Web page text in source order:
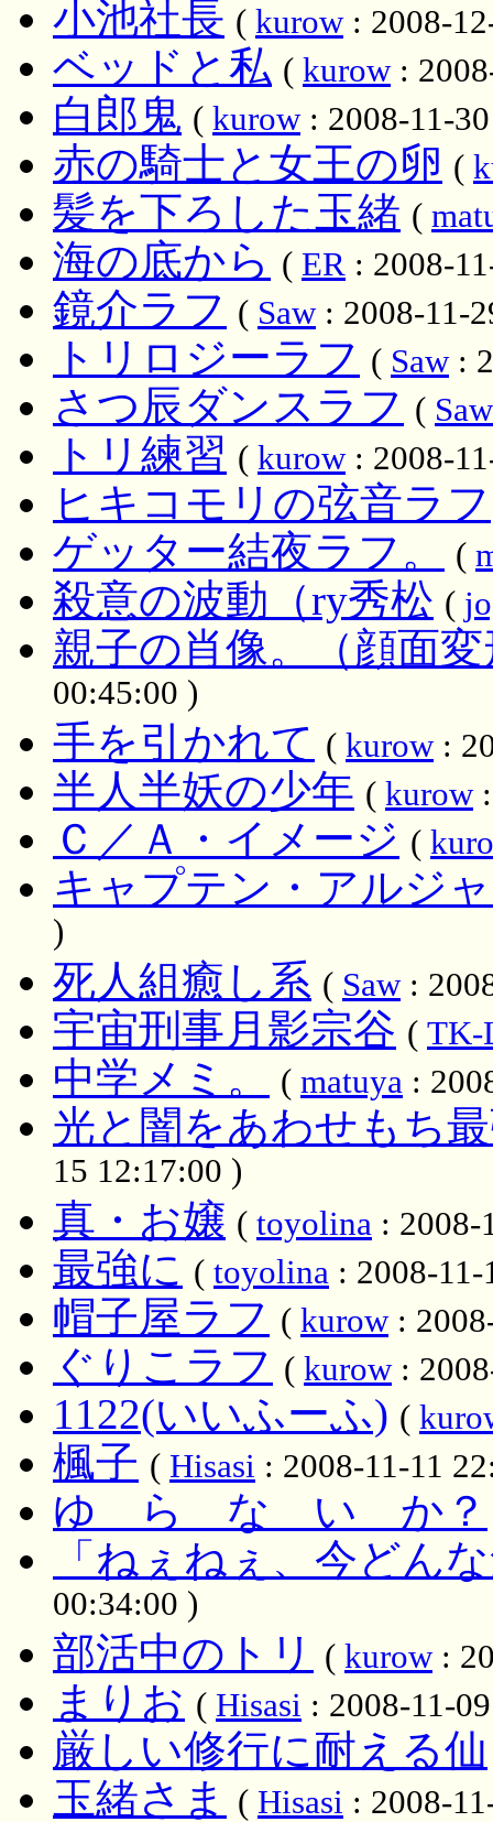
小池社長 ( kurow: 2008-
ベッドと私 ( kurow:
白郎鬼 ( kurow: 2008-11-
赤の騎士と女王の卵 (
髪を下ろした玉緒 (
海の底から ( ER : 2008-
鏡介ラフ ( Saw: 2008-11-
トリロジーラフ ( Saw:
さつ辰ダンスラフ ( Saw
トリ練習 ( kurow: 2008-
ヒキコモリの弦音ラフ
ゲッター結夜ラフ。
(
殺意の波動（ry秀松 (
親子の肖像。（顔面
00:45:00 )
手を引かれて ( kurow:
半人半妖の少年 ( kurow:
Ｃ／Ａ・イメージ (
キャプテン・アルジ
)
死人組癒し系 ( Saw:
宇宙刑事月影宗谷 ( TK-
中学メミ。 ( matuya :
光と闇をあわせもち
15 12:17:00 )
真・お嬢 ( toyolina : 2008-
最強に ( toyolina : 2008-
帽子屋ラフ ( kurow:
ぐりこラフ ( kurow:
1122(いいふーふ) (
楓子 ( Hisasi : 2008-11-11
ゆ ら な い か？
「ねぇねぇ、今どん
00:34:00 )
部活中のトリ
( kurow:
まりお ( Hisasi : 2008-11-
厳しい修行に耐える仙
玉緒さま ( Hisasi : 2008-